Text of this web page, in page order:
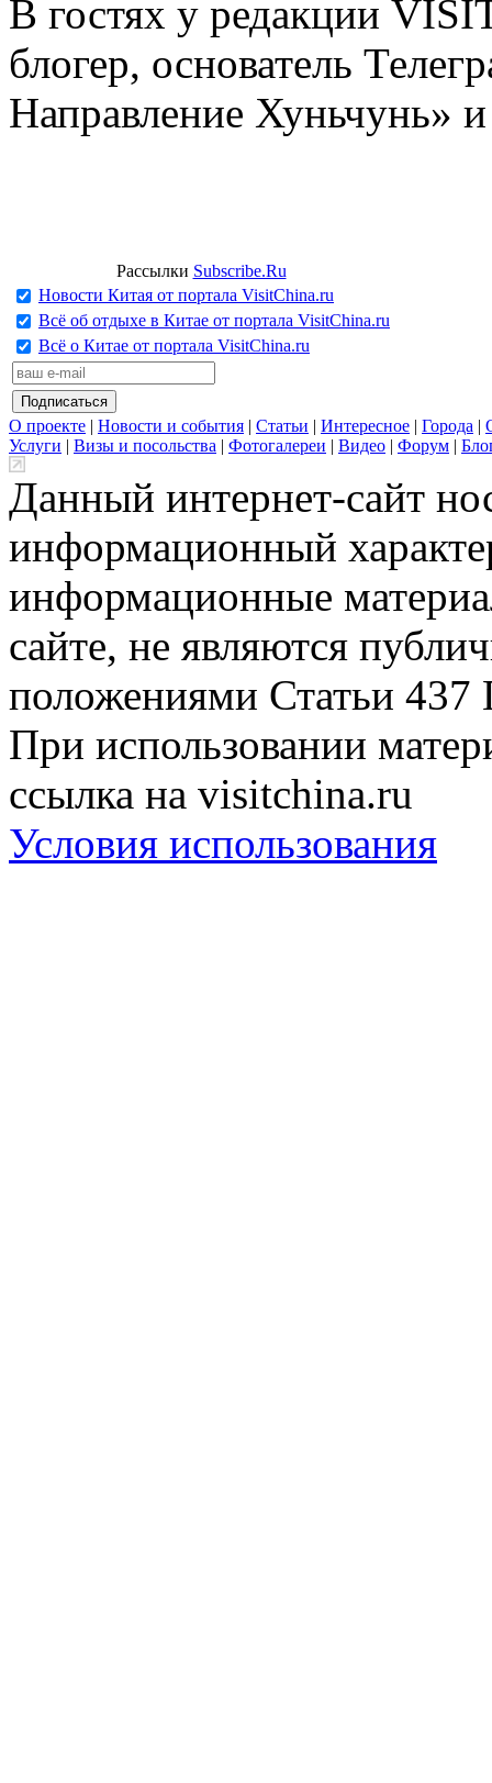
В гостях у редакции
блогер, основатель
Направление Хуньчунь»
Рассылки Subscribe.Ru
Новости Китая от портала VisitChina.ru
Всё об отдыхе в Китае от портала VisitChina.ru
Всё о Китае от портала VisitChina.ru
О проекте | Новости и события | Статьи | Интересное | Города |
Услуги | Визы и посольства | Фотогалереи | Видео | Форум |
Данный интернет-сайт
информационный
информационные
сайте, не являются
положениями Статьи 437
При использовании
ссылка на visitchina.ru
Условия использования